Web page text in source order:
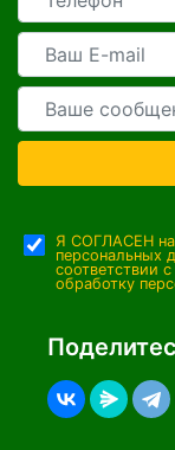
Я СОГЛАСЕН на
персональных
соответствии
обработку